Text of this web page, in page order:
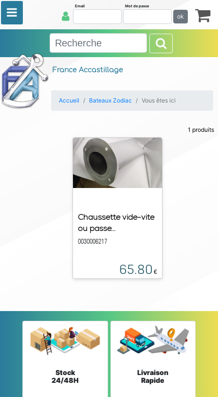
France Accastillage
Email Mot de passe
ok
Accueil Bateaux Zodiac Vous êtes ici
1 produits
Chaussette vide-vite
ou passe...
0030006217
65.80 €
Stock
24/48H
Livraison
Rapide